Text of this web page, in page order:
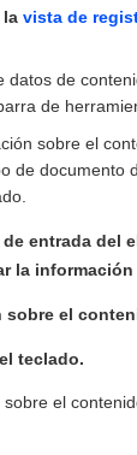
la vista de
datos de
de
sobre el
de documento
entrada del
la
sobre el
teclado.
el